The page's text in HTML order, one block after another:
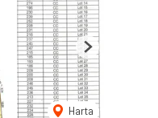
Harta
Next